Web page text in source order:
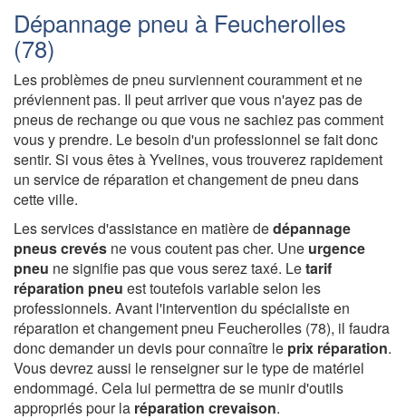
Dépannage pneu à Feucherolles
(78)
Les problèmes de pneu surviennent couramment et ne
préviennent pas. Il peut arriver que vous n'ayez pas de
pneus de rechange ou que vous ne sachiez pas comment
vous y prendre. Le besoin d'un professionnel se fait donc
sentir. Si vous êtes à Yvelines, vous trouverez rapidement
un service de réparation et changement de pneu dans
cette ville.
Les services d'assistance en matière dedépannage
pneus crevés ne vous coutent pas cher. Une urgence
pneu ne signifie pas que vous serez taxé. Letarif
réparation pneu est toutefois variable selon les
professionnels. Avant l'intervention du spécialiste en
réparation et changement pneu Feucherolles (78), il faudra
donc demander un devis pour connaître le prix réparation.
Vous devrez aussi le renseigner sur le type de matériel
endommagé. Cela lui permettra de se munir d'outils
appropriés pour la réparation crevaison.